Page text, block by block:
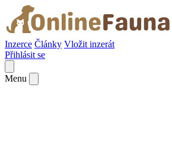
Inzerce Články Vložit inzerát
Přihlásit se
Menu